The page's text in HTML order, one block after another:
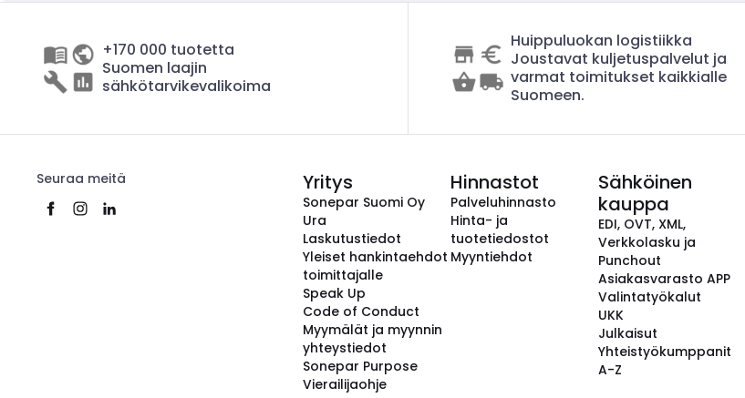
+170 000 tuotetta
Suomen laajin
sähkötarvikevalikoima
Huippuluokan logistiikka
Joustavat kuljetuspalvelut ja
varmat toimitukset kaikkialle
Suomeen.
Seuraa meitä Yritys
Sonepar Suomi Oy
Ura
Laskutustiedot
Yleiset hankintaehdot
toimittajalle
Speak Up
Code of Conduct
Myymälät ja myynnin
yhteystiedot
Sonepar Purpose
Vierailijaohje
Hinnastot
Palveluhinnasto
Hinta- ja
tuotetiedostot
Myyntiehdot
Sähköinen
kauppa
EDI, OVT, XML,
Verkkolasku ja
Punchout
Asiakasvarasto APP
Valintatyökalut
UKK
Julkaisut
Yhteistyökumppanit
A-Z